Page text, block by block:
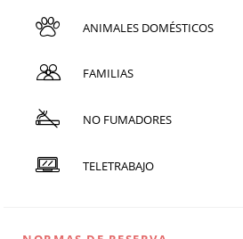
ANIMALES DOMÉSTICOS
FAMILIAS
NO FUMADORES
TELETRABAJO